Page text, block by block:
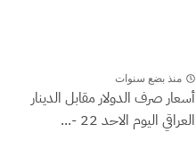
منذ بضع سنوات
أسعار صرف الدولار مقابل الدينار
العراقي اليوم الاحد 22 -...